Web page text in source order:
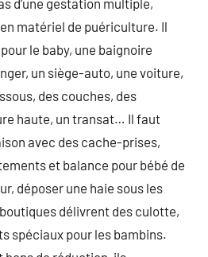
d’une gestation multiple,
matériel de puériculture. Il
le baby, une baignoire
un siège-auto, une voiture,
des couches, des
haute, un transat… Il faut
avec des cache-prises,
et balance pour bébé de
déposer une haie sous les
délivrent des culotte,
spéciaux pour les bambins.